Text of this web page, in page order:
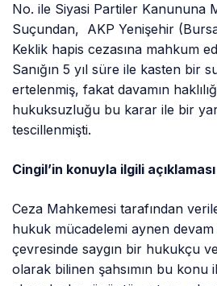
No. ile Siyasi Partiler Kanununa
Suçundan, AKP Yenişehir
Keklik hapis cezasına mahkum
Sanığın 5 yıl süre ile kasten bir
ertelenmiş, fakat davamın
hukuksuzluğu bu karar ile bir
tescillenmişti.
Cingil’in konuyla ilgili
Ceza Mahkemesi tarafından
hukuk mücadelemi aynen
çevresinde saygın bir hukukçu
olarak bilinen şahsımın bu konu